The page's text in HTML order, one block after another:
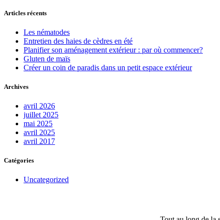
Articles récents
Les nématodes
Entretien des haies de cèdres en été
Planifier son aménagement extérieur : par où commencer?
Gluten de maïs
Créer un coin de paradis dans un petit espace extérieur
Archives
avril 2026
juillet 2025
mai 2025
avril 2025
avril 2017
Catégories
Uncategorized